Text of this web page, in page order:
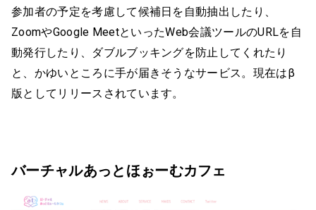
参加者の予定を考慮して候補日を自動抽出したり、
ZoomやGoogle MeetといったWeb会議ツールのURLを自
動発行したり、ダブルブッキングを防止してくれたり
と、かゆいところに手が届きそうなサービス。現在はβ
版としてリリースされています。
バーチャルあっとほぉーむカフェ